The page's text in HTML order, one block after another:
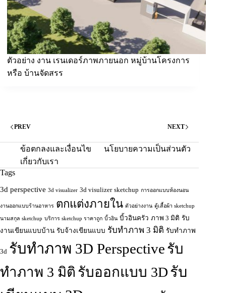
ตัวอย่าง งาน เรนเดอร์ภาพภายนอก หมู่บ้านโครงการ
หรือ บ้านจัดสรร
PREV NEXT
ข้อตกลงและเงื่อนไข
นโยบายความเป็นส่วนตัว
เกี่ยวกับเรา
Tags
3d perspective 3d visualizer 3d visulizer sketchup การออกแบบห้องนอน
งานออกแบบร้านอาหาร ตกแต่งภายใน ตัวอย่างงาน ตู้เสื้อผ้า sketchup
นามสกุล sketchup บริการ sketchup ราคาถูก บิ้วอิน บิ้วอินครัว ภาพ 3 มิติ รับ
งานเขียนแบบบ้าน รับจ้างเขียนแบบ รับทำภาพ 3 มิติ รับทำภาพ
3d รับทำภาพ 3D Perspectiveรับ
ทําภาพ 3 มิติ รับออกแบบ 3Dรับ